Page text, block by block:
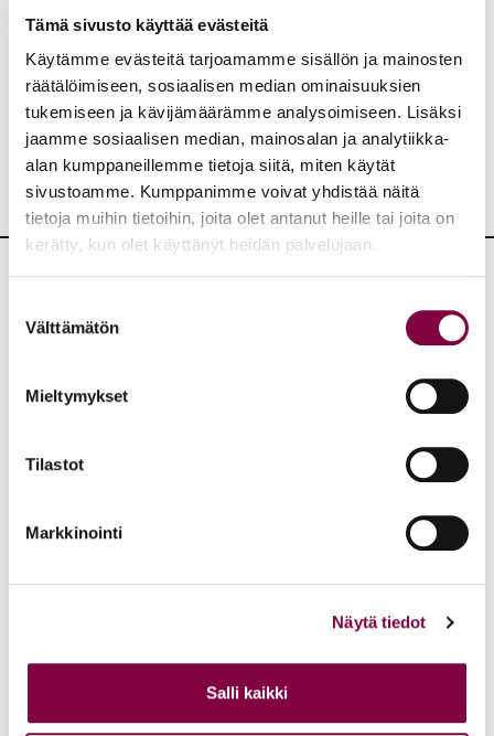
Tämä sivusto käyttää evästeitä
Käytämme evästeitä tarjoamamme sisällön ja mainosten
räätälöimiseen, sosiaalisen median ominaisuuksien
tukemiseen ja kävijämäärämme analysoimiseen. Lisäksi
jaamme sosiaalisen median, mainosalan ja analytiikka-
alan kumppaneillemme tietoja siitä, miten käytät
sivustoamme. Kumppanimme voivat yhdistää näitä
tietoja muihin tietoihin, joita olet antanut heille tai joita on
kerätty, kun olet käyttänyt heidän palvelujaan.
valinta
Välttämätön
Mieltymykset
Tilastot
Markkinointi
Näytä tiedot
Salli kaikki
Aiheet:
JAA:
YTN: Tietoa AMK-alan lakosta